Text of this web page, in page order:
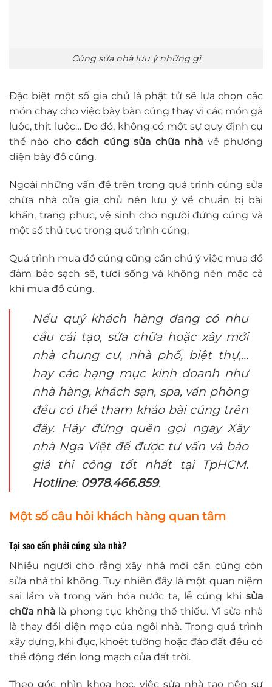
Cúng sửa nhà lưu ý những gì
Đặc biệt một số gia chủ là phật tử sẽ lựa chọn các
món chay cho việc bày bàn cúng thay vì các món gà
luộc, thịt luộc… Do đó, không có một sự quy định cụ
thể nào chocách cúng sửa chữa nhà về phương
diện bày đồ cúng.
Ngoài những vấn đề trên trong quá trình cúng sửa
chữa nhà cửa gia chủ nên lưu ý về chuẩn bị bài
khấn, trang phục, vệ sinh cho người đứng cúng và
một số thủ tục trong quá trình cúng.
Quá trình mua đồ cúng cũng cần chú ý việc mua đồ
đảm bảo sạch sẽ, tươi sống và không nên mặc cả
khi mua đồ cúng.
Nếu quý khách hàng đang có nhu
cầu cải tạo, sửa chữa hoặc xây mới
nhà chung cư, nhà phố, biệt thự,…
hay các hạng mục kinh doanh như
nhà hàng, khách sạn, spa, văn phòng
đều có thể tham khảo bài cúng trên
đây. Hãy đừng quên gọi ngay Xây
nhà Nga Việt để được tư vấn và báo
giá thi công tốt nhất tại TpHCM.
Hotline: 0978.466.859.
Một số câu hỏi khách hàng quan tâm
Tại sao cần phải cúng sửa nhà?
Nhiều người cho rằng xây nhà mới cần cúng còn
sửa nhà thì không. Tuy nhiên đây là một quan niệm
sai lầm và trong văn hóa nước ta, lễ cúng khi sửa
chữa nhà là phong tục không thể thiếu. Vì sửa nhà
là thay đổi diện mạo của ngôi nhà. Trong quá trình
xây dựng, khi đục, khoét tường hoặc đào đất đều có
thể động đến long mạch của đất trời.
Theo góc nhìn khoa học, việc sửa nhà tạo nên sự